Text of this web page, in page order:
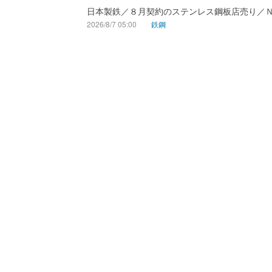
日本製鉄／８月契約のステンレス鋼板店売り／
2026/8/7 05:00 鉄鋼